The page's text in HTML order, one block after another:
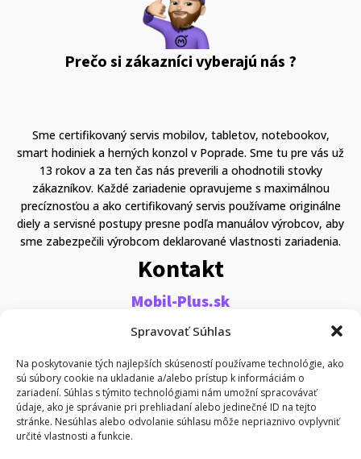
Spravovať Súhlas
Na poskytovanie tých najlepších skúseností používame technológie, ako
sú súbory cookie na ukladanie a/alebo prístup k informáciám o
zariadení. Súhlas s týmito technológiami nám umožní spracovávať
údaje, ako je správanie pri prehliadaní alebo jedinečné ID na tejto
stránke. Nesúhlas alebo odvolanie súhlasu môže nepriaznivo ovplyvniť
určité vlastnosti a funkcie.
Prečo si zákazníci vyberajú nás ?
Sme certifikovaný servis mobilov, tabletov, notebookov,
smart hodiniek a herných konzol v Poprade. Sme tu pre vás už
13 rokov a za ten čas nás preverili a ohodnotili stovky
zákazníkov. Každé zariadenie opravujeme s maximálnou
precíznosťou a ako certifikovaný servis používame originálne
diely a servisné postupy presne podľa manuálov výrobcov, aby
sme zabezpečili výrobcom deklarované vlastnosti zariadenia.
Kontakt
Mobil-Plus.sk
Murgašova 86/1
Pondelok – Piatok
9.00-12:00 | 13:00-17:00
Využite bezplatné parkovanie priamo pred prevádzkou.